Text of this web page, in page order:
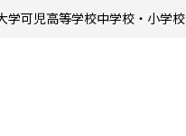
学可児高等学校中学校・小学校